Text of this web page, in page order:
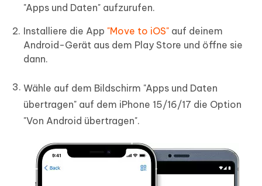
"Apps und Daten" aufzurufen.
Installiere die App "Move to iOS" auf deinem
Android-Gerät aus dem Play Store und öffne sie
dann.
Wähle auf dem Bildschirm "Apps und Daten
übertragen" auf dem iPhone 15/16/17 die Option
"Von Android übertragen".